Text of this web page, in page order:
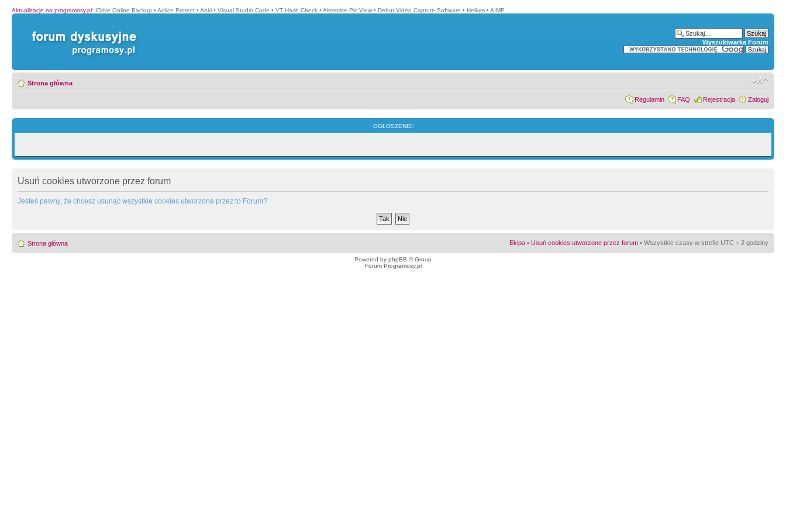
Aktualizacje na programosy.pl: IDrive Online Backup • Adlice Protect • Anki • Visual Studio Code • VT Hash Check • Alternate Pic View • Debut Video Capture Software • Helium • AIMP
Wyszukiwarka Forum
Strona główna
Regulamin FAQ Rejestracja Zaloguj
OGŁOSZENIE:
Usuń cookies utworzone przez forum
Jesteś pewny, że chcesz usunąć wszystkie cookies utworzone przez to Forum?
Strona główna Ekipa • Usuń cookies utworzone przez forum • Wszystkie czasy w strefie UTC + 2 godziny
Powered by phpBB © Group
Forum Programosy.pl